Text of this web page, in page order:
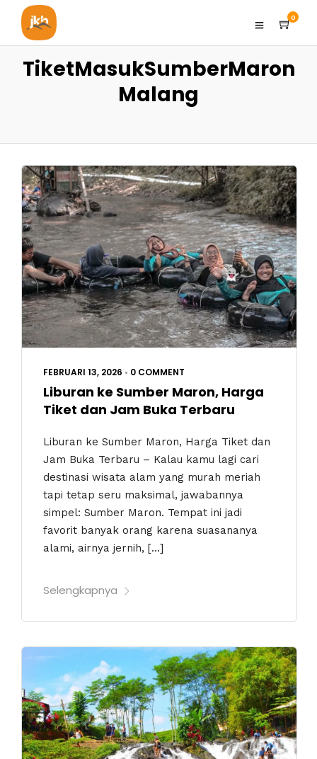
0
TiketMasukSumberMaron
Malang
FEBRUARI 13, 2026 • 0 COMMENT
Liburan ke Sumber Maron, Harga
Tiket dan Jam Buka Terbaru
Liburan ke Sumber Maron, Harga Tiket dan
Jam Buka Terbaru – Kalau kamu lagi cari
destinasi wisata alam yang murah meriah
tapi tetap seru maksimal, jawabannya
simpel: Sumber Maron. Tempat ini jadi
favorit banyak orang karena suasananya
alami, airnya jernih, […]
Selengkapnya